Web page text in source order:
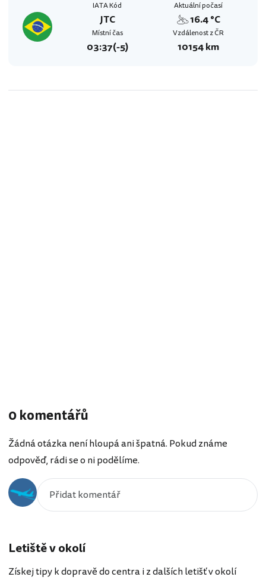
IATA Kód
JTC
Aktuální počasí
16.4 °C
Místní čas
03:37(-5)
Vzdálenost z ČR
10154 km
0 komentářů
Žádná otázka není hloupá ani špatná. Pokud známe
odpověď, rádi se o ni podělíme.
Letiště v okolí
Získej tipy k dopravě do centra i z dalších letišť v okolí